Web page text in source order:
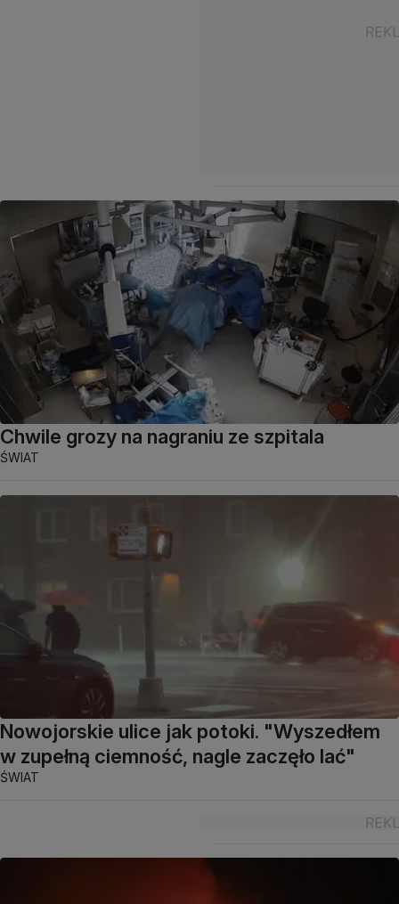
Chwile grozy na nagraniu ze szpitala
ŚWIAT
Nowojorskie ulice jak potoki. "Wyszedłem
w zupełną ciemność, nagle zaczęło lać"
ŚWIAT